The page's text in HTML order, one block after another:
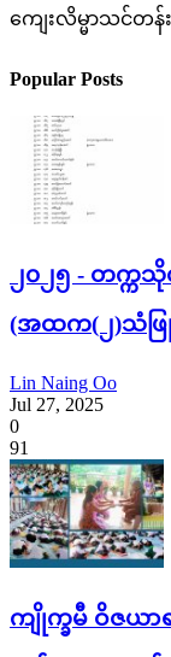
ကျေးလိမ္မာသင်တ
Popular Posts
၂၀၂၅ - တက္ကသို
(အထက(၂)သံဖြူ
Lin Naing Oo
Jul 27, 2025
0
91
ကျိုက္ခမီ ဝိဇယာ